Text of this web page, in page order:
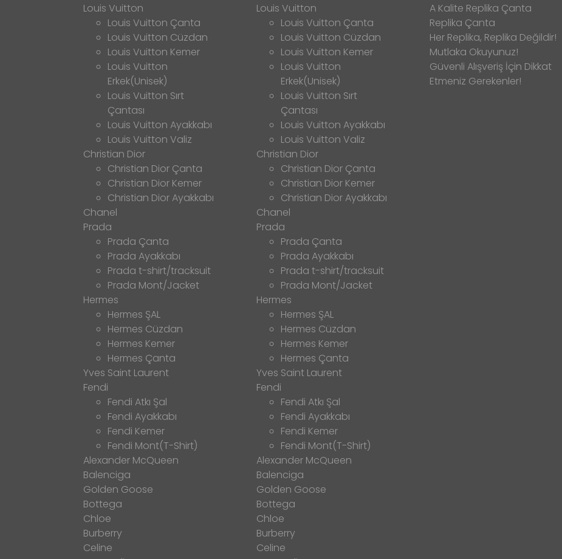
Louis Vuitton
Louis Vuitton Çanta
Louis Vuitton Cüzdan
Louis Vuitton Kemer
Louis Vuitton
Erkek(Unisek)
Louis Vuitton Sırt
Çantası
Louis Vuitton Ayakkabı
Louis Vuitton Valiz
Christian Dior
Christian Dior Çanta
Christian Dior Kemer
Christian Dior Ayakkabı
Chanel
Prada
Prada Çanta
Prada Ayakkabı
Prada t-shirt/tracksuit
Prada Mont/Jacket
Hermes
Hermes ŞAL
Hermes Cüzdan
Hermes Kemer
Hermes Çanta
Yves Saint Laurent
Fendi
Fendi Atkı Şal
Fendi Ayakkabı
Fendi Kemer
Fendi Mont(T-Shirt)
Alexander McQueen
Balenciga
Golden Goose
Bottega
Chloe
Burberry
Celine
Louis Vuitton
Louis Vuitton Çanta
Louis Vuitton Cüzdan
Louis Vuitton Kemer
Louis Vuitton
Erkek(Unisek)
Louis Vuitton Sırt
Çantası
Louis Vuitton Ayakkabı
Louis Vuitton Valiz
Christian Dior
Christian Dior Çanta
Christian Dior Kemer
Christian Dior Ayakkabı
Chanel
Prada
Prada Çanta
Prada Ayakkabı
Prada t-shirt/tracksuit
Prada Mont/Jacket
Hermes
Hermes ŞAL
Hermes Cüzdan
Hermes Kemer
Hermes Çanta
Yves Saint Laurent
Fendi
Fendi Atkı Şal
Fendi Ayakkabı
Fendi Kemer
Fendi Mont(T-Shirt)
Alexander McQueen
Balenciga
Golden Goose
Bottega
Chloe
Burberry
Celine
A Kalite Replika Çanta
Replika Çanta
Her Replika, Replika Değildir!
Mutlaka Okuyunuz!
Güvenli Alışveriş İçin Dikkat
Etmeniz Gerekenler!